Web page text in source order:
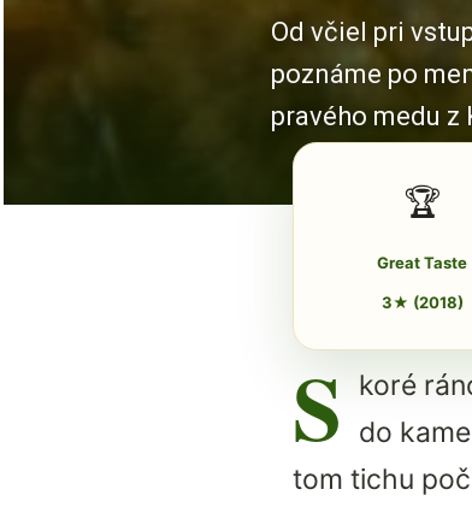
Od včiel pri
poznáme po
pravého medu
🏆
Great Taste
3★ (2018)
S koré
do
tom tichu